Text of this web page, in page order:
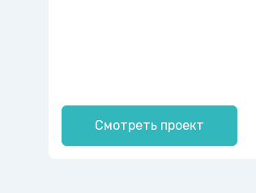
Смотреть проект